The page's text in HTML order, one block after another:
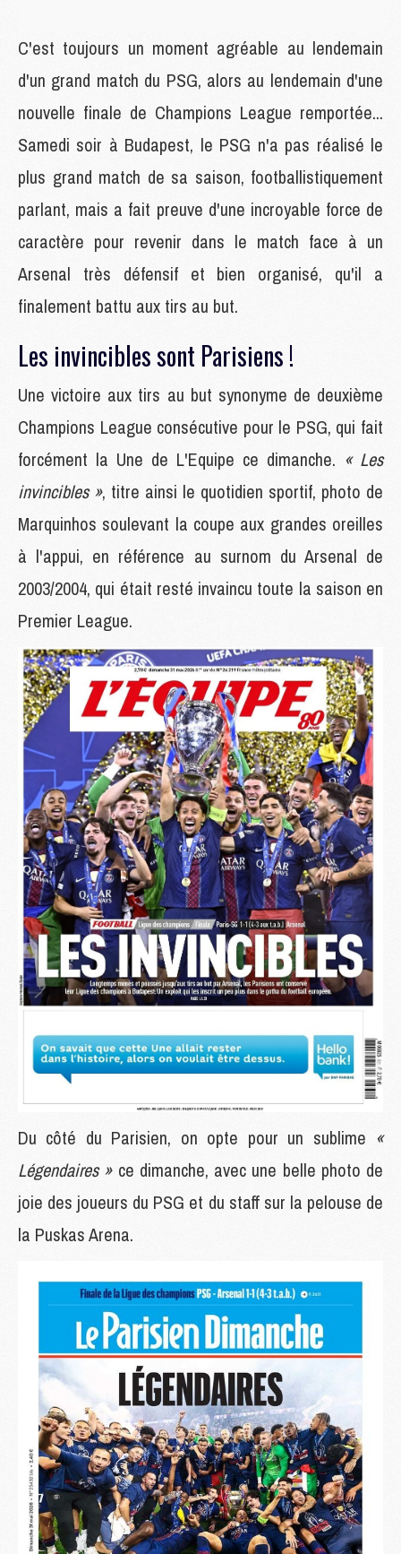
C'est toujours un moment agréable au lendemain
d'un grand match du PSG, alors au lendemain d'une
nouvelle finale de Champions League remportée...
Samedi soir à Budapest, le PSG n'a pas réalisé le
plus grand match de sa saison, footballistiquement
parlant, mais a fait preuve d'une incroyable force de
caractère pour revenir dans le match face à un
Arsenal très défensif et bien organisé, qu'il a
finalement battu aux tirs au but.
Les invincibles sont Parisiens !
Une victoire aux tirs au but synonyme de deuxième
Champions League consécutive pour le PSG, qui fait
forcément la Une de L'Equipe ce dimanche. « Les
invincibles », titre ainsi le quotidien sportif, photo de
Marquinhos soulevant la coupe aux grandes oreilles
à l'appui, en référence au surnom du Arsenal de
2003/2004, qui était resté invaincu toute la saison en
Premier League.
Du côté du Parisien, on opte pour un sublime «
Légendaires »ce dimanche, avec une belle photo de
joie des joueurs du PSG et du staff sur la pelouse de
la Puskas Arena.